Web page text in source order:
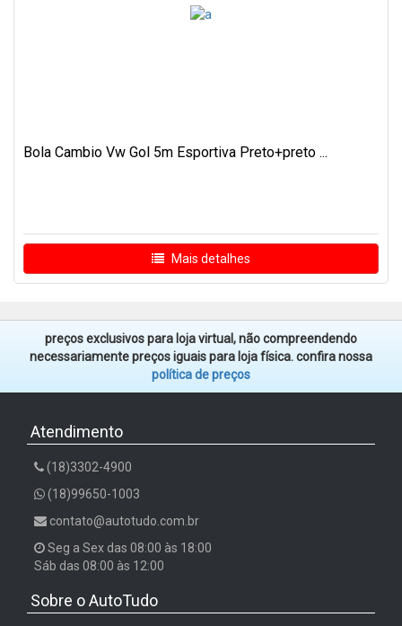
Bola Cambio Vw Gol 5m Esportiva Preto+preto ...
Mais detalhes
preços exclusivos para loja virtual, não compreendendo
necessariamente preços iguais para loja física. confira nossa
política de preços
Atendimento
(18)3302-4900
(18)99650-1003
contato@autotudo.com.br
Seg a Sex das 08:00 às 18:00
Sáb das 08:00 às 12:00
Sobre o AutoTudo